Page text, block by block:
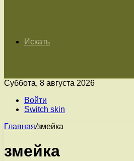
Искать
Суббота, 8 августа 2026
Войти
Switch skin
Главная/змейка
змейка